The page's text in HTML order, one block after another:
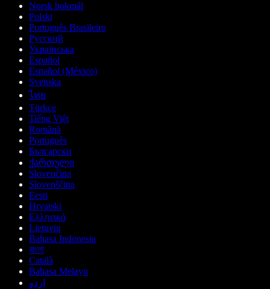
Norsk bokmål
Polski
Português Brasileiro
Русский
Українська
Español
Español (México)
Svenska
ไทย
Türkçe
Tiếng Việt
Română
Português
Български
ქართული
Slovenčina
Slovenščina
Eesti
Hrvatski
Ελληνικά
Lietuvių
Bahasa Indonesia
বাংলা
Català
Bahasa Melayu
اردو